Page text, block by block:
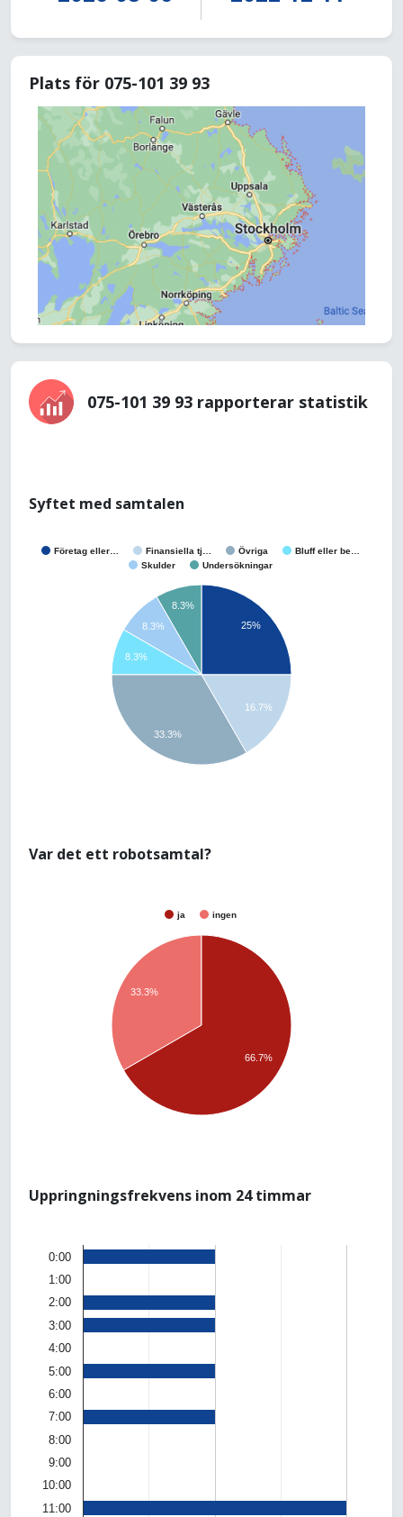
Plats för 075-101 39 93
075-101 39 93 rapporterar statistik
Syftet med samtalen
Företag eller… Finansiella tj… Övriga
Bluff eller be…
Skulder
Undersökningar
25%
16.7%
8.3%
8.3%
8.3%
33.3%
Var det ett robotsamtal?
ja ingen
33.3%
66.7%
Uppringningsfrekvens inom 24 timmar
0:00
1:00
2:00
3:00
4:00
5:00
6:00
7:00
8:00
9:00
10:00
11:00